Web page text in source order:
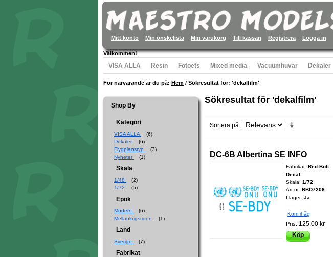
Mitt konto Min önskelista Min varukorg Till kassan Registrera Logga in
Välkommen!
VISA ALLA Resin Fotoets Mixed media Vacuumhuvar Dekaler
För närvarande är du på: Hem / Sökresultat för: 'dekalfilm'
Shop By
Kategori
VISA ALLA
(6)
Dekaler
(6)
Flygplanstyp
(3)
Nyheter
(1)
Skala
1/48
(2)
1/72
(5)
Epok
Modern
(6)
Mellankrigstiden
(1)
Land
Sverige (7)
Fabrikat
Sökresultat för 'dekalfilm'
Sortera på
DC-6B Albertina SE INFO
Fabrikat:Red Bolt
Decal
Skala:1/72
Art.nr:RBD7206
I lager: Ja
Kom ihåg
Pris: 125,00 kr
Köp